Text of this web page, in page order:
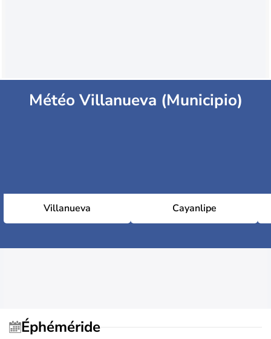
Météo Villanueva (Municipio)
Villanueva Cayanlipe
Éphéméride